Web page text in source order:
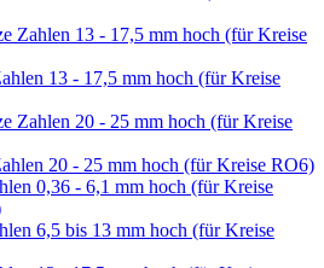
Zahlen 13 - 17,5 mm hoch (für Kreise
13 - 17,5 mm hoch (für Kreise
Zahlen 20 - 25 mm hoch (für Kreise
20 - 25 mm hoch (für Kreise RO6)
0,36 - 6,1 mm hoch (für Kreise
6,5 bis 13 mm hoch (für Kreise